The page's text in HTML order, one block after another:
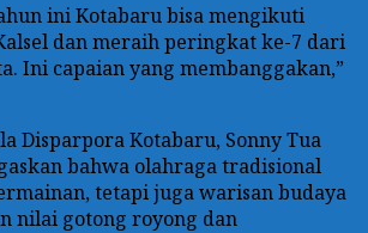
ini Kotabaru bisa mengikuti
dan meraih peringkat ke-7 dari
Ini capaian yang membanggakan,”
Disparpora Kotabaru, Sonny Tua
bahwa olahraga tradisional
tetapi juga warisan budaya
nilai gotong royong dan